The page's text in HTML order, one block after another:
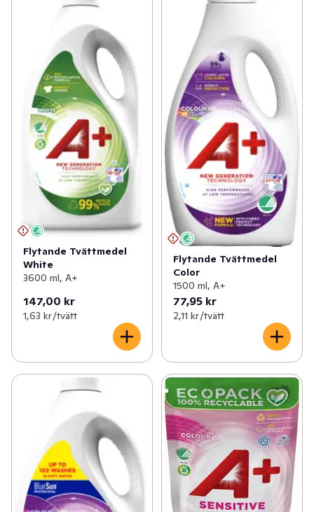
Flytande Tvättmedel
White
3600 ml, A+
147,00 kr
1,63 kr /tvätt
Flytande Tvättmedel
Color
1500 ml, A+
77,95 kr
2,11 kr /tvätt